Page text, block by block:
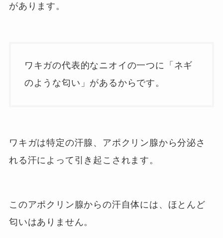
があります。
ワキガの代表的なニオイの一つに「ネギ
のような匂い」があるからです。
ワキガは特定の汗腺、アポクリン腺から分泌さ
れる汗によって引き起こされます。
このアポクリン腺からの汗自体には、ほとんど
匂いはありません。